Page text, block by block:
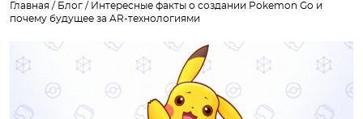
Вакансии
Блог
Контакты
Главная / Блог / Интересные факты о создании Pokemon Go и
почему будущее за AR-технологиями